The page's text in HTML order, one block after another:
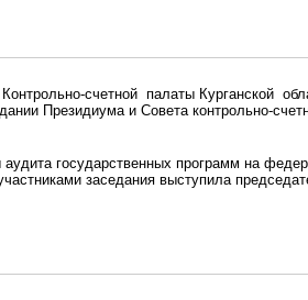
счетной палаты Курганской
Президиума и Совета контрольно-
государственных программ на
заседания выступила